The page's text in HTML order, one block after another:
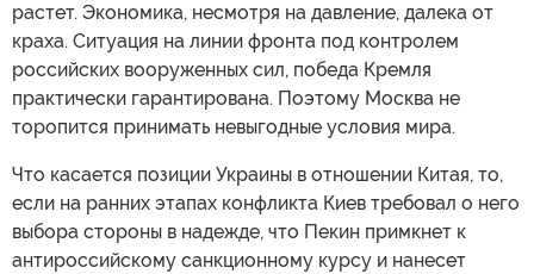
растет. Экономика, несмотря на давление, далека от
краха. Ситуация на линии фронта под контролем
российских вооруженных сил, победа Кремля
практически гарантирована. Поэтому Москва не
торопится принимать невыгодные условия мира.
Что касается позиции Украины в отношении Китая, то,
если на ранних этапах конфликта Киев требовал о него
выбора стороны в надежде, что Пекин примкнет к
антироссийскому санкционному курсу и нанесет